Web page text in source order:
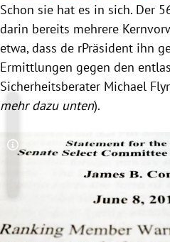
Schon sie hat es in sich. Der
darin bereits mehrere
etwa, dass de rPräsident ihn
Ermittlungen gegen den
Sicherheitsberater Michael
mehr dazu unten).
Copyright-Hinweis öffnen/